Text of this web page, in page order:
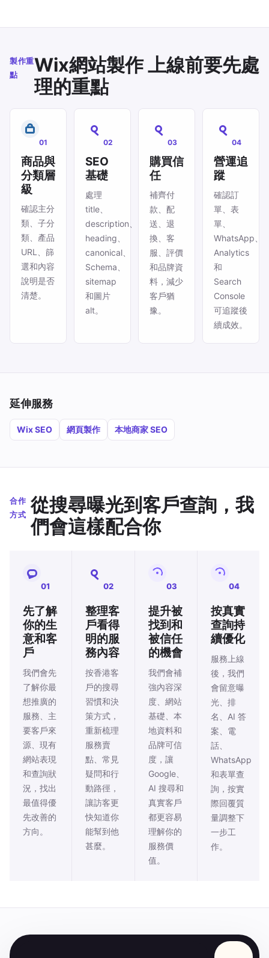
製作重
點
Wix網站製作 上線前要先處
理的重點
01
商品與
分類層
級
確認主分
類、子分
類、產品
URL、篩
選和內容
說明是否
清楚。
02
SEO
基礎
處理
title、
description、
heading、
canonical、
Schema、
sitemap
和圖片
alt。
03
購買信
任
補齊付
款、配
送、退
換、客
服、評價
和品牌資
料，減少
客戶猶
豫。
04
營運追
蹤
確認訂
單、表
單、
WhatsApp、
Analytics
和
Search
Console
可追蹤後
續成效。
延伸服務
Wix SEO 網頁製作 本地商家 SEO
合作
方式 從搜尋曝光到客戶查詢，我
們會這樣配合你
01
先了解
你的生
意和客
戶
我們會先
了解你最
想推廣的
服務、主
要客戶來
源、現有
網站表現
和查詢狀
況，找出
最值得優
先改善的
方向。
02
整理客
戶看得
明的服
務內容
按香港客
戶的搜尋
習慣和決
策方式，
重新梳理
服務賣
點、常見
疑問和行
動路徑，
讓訪客更
快知道你
能幫到他
甚麼。
03
提升被
找到和
被信任
的機會
我們會補
強內容深
度、網站
基礎、本
地資料和
品牌可信
度，讓
Google、
AI 搜尋和
真實客戶
都更容易
理解你的
服務價
值。
04
按真實
查詢持
續優化
服務上線
後，我們
會留意曝
光、排
名、AI 答
案、電
話、
WhatsApp
和表單查
詢，按實
際回覆質
量調整下
一步工
作。